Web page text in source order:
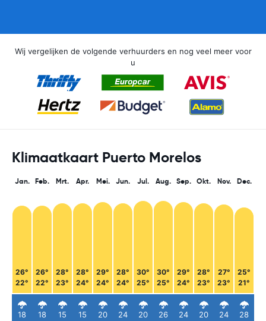
Wij vergelijken de volgende verhuurders en nog veel meer voor
u
Klimaatkaart Puerto Morelos
Jan.
26°
22°
18
Feb.
26°
22°
18
Mrt.
28°
23°
15
Apr.
28°
24°
15
Mei.
29°
24°
20
Jun.
28°
24°
24
Jul.
30°
25°
20
Aug.
30°
25°
26
Sep.
29°
24°
24
Okt.
28°
23°
20
Nov.
27°
23°
24
Dec.
25°
21°
28